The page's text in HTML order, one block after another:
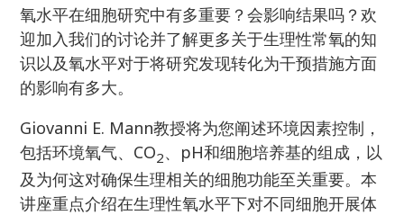
氧水平在细胞研究中有多重要？会影响结果吗？欢
迎加入我们的讨论并了解更多关于生理性常氧的知
识以及氧水平对于将研究发现转化为干预措施方面
的影响有多大。
Giovanni E. Mann教授将为您阐述环境因素控制，
包括环境氧气、CO2、pH和细胞培养基的组成，以
及为何这对确保生理相关的细胞功能至关重要。本
讲座重点介绍在生理性氧水平下对不同细胞开展体